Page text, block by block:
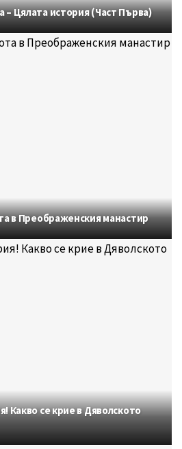
Цялата история (Част Първа)
в Преображенския манастир
Какво се крие в Дяволското